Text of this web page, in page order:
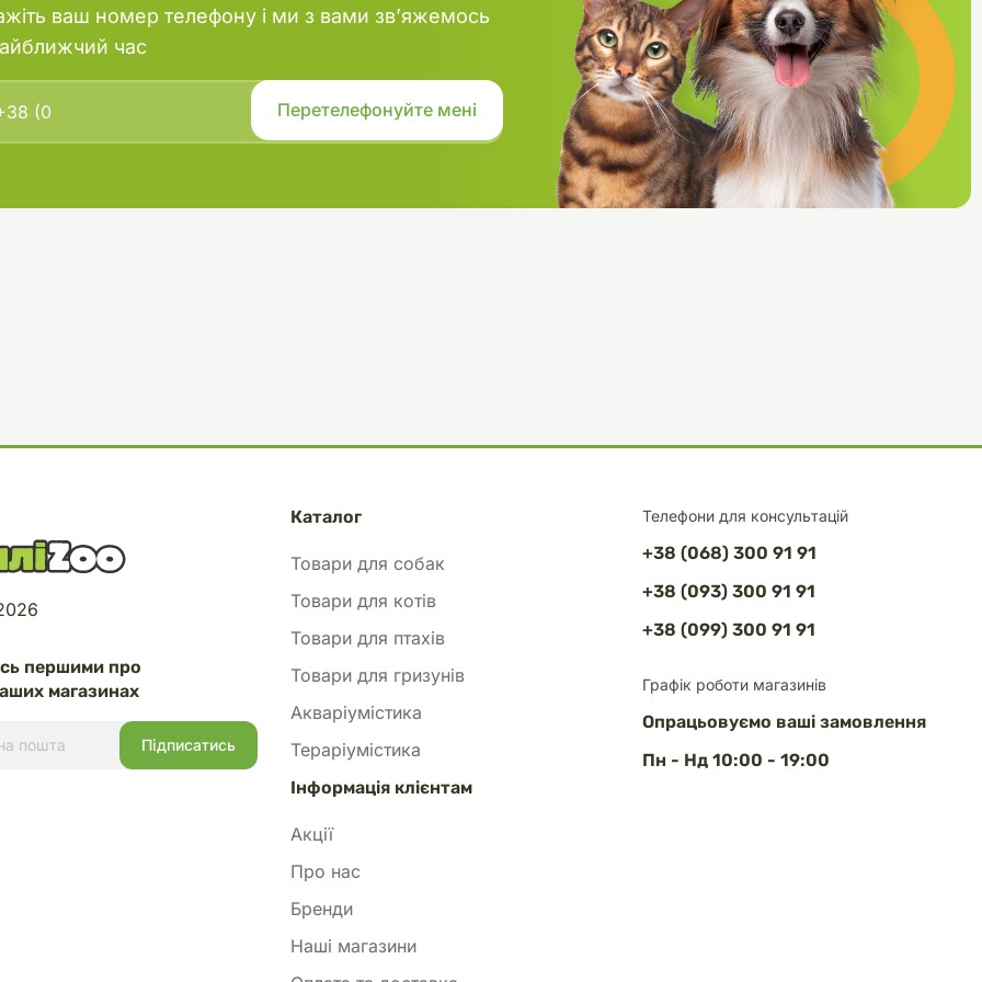
ваш номер телефону і ми з вами зв’яжемось
час
Телефони для консультацій
+38 (068) 300 91 91
+38 (093) 300 91 91
+38 (099) 300 91 91
Графік роботи магазинів
Опрацьовуємо ваші замовлення
Пн - Нд 10:00 - 19:00
першими про
магазинах
Каталог
Товари для собак
Товари для котів
Товари для птахів
Товари для гризунів
Акваріумістика
Тераріумістика
Інформація клієнтам
Акції
Про нас
Бренди
Наші магазини